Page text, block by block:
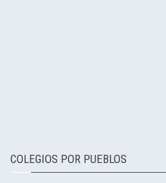
COLEGIOS POR PUEBLOS